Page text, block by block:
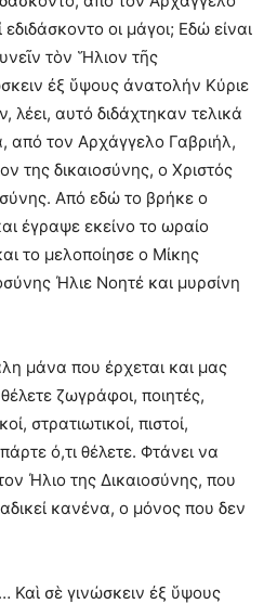
οι μάγοι; Εδώ είναι
τὸν Ἥλιον τῆς
ἐξ ὕψους ἀνατολήν Κύριε
λέει, αυτό διδάχτηκαν τελικά
από τον Αρχάγγελο Γαβριήλ,
της δικαιοσύνης, ο Χριστός
Από εδώ το βρήκε ο
έγραψε εκείνο το ωραίο
το μελοποίησε ο Μίκης
Ήλιε Νοητέ και μυρσίνη
μάνα που έρχεται και μας
ζωγράφοι, ποιητές,
στρατιωτικοί, πιστοί,
ό,τι θέλετε. Φτάνει να
Ήλιο της Δικαιοσύνης, που
κανένα, ο μόνος που δεν
Καὶ σὲ γινώσκειν ἐξ ὕψους